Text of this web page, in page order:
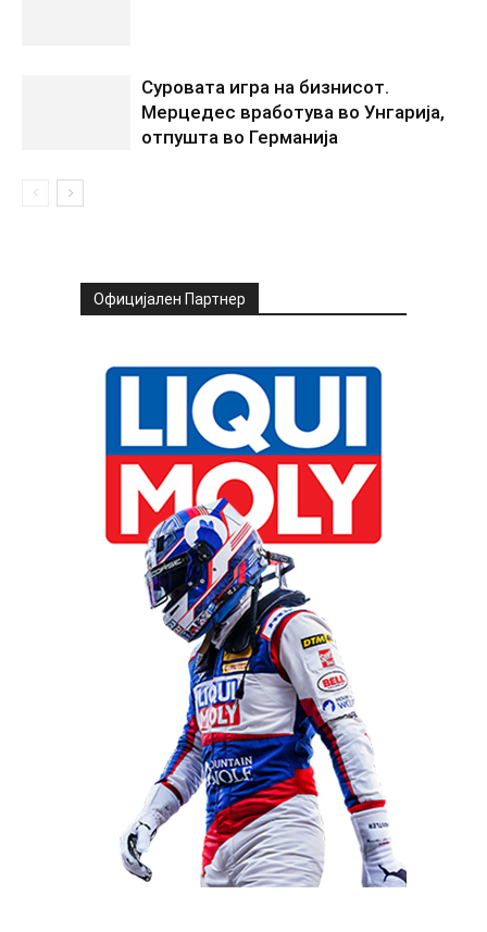
Суровата игра на бизнисот.
Мерцедес вработува во Унгарија,
отпушта во Германија
Официјален Партнер